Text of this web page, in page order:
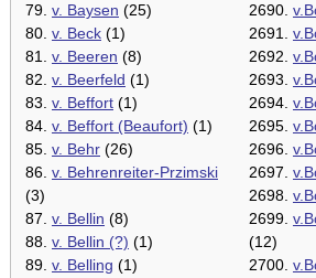
79. v. Baysen (25)
80. v. Beck (1)
81. v. Beeren (8)
82. v. Beerfeld (1)
83. v. Beffort (1)
84. v. Beffort (Beaufort) (1)
85. v. Behr (26)
86. v. Behrenreiter-Przimski
(3)
87. v. Bellin (8)
88. v. Bellin (?) (1)
89. v. Belling (1)
2690.
2691.
2692.
2693.
2694.
2695.
2696.
2697.
2698.
2699.
(12)
2700.